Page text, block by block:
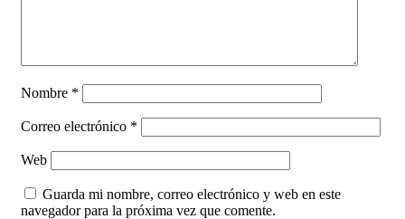
Nombre *
Correo electrónico *
Web
Guarda mi nombre, correo electrónico y web en este
navegador para la próxima vez que comente.